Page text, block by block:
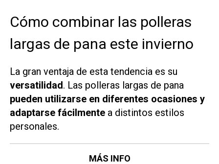
Cómo combinar las polleras
largas de pana este invierno
La gran ventaja de esta tendencia es su
versatilidad. Las polleras largas de pana
pueden utilizarse en diferentes ocasiones y
adaptarse fácilmente a distintos estilos
personales.
MÁS INFO